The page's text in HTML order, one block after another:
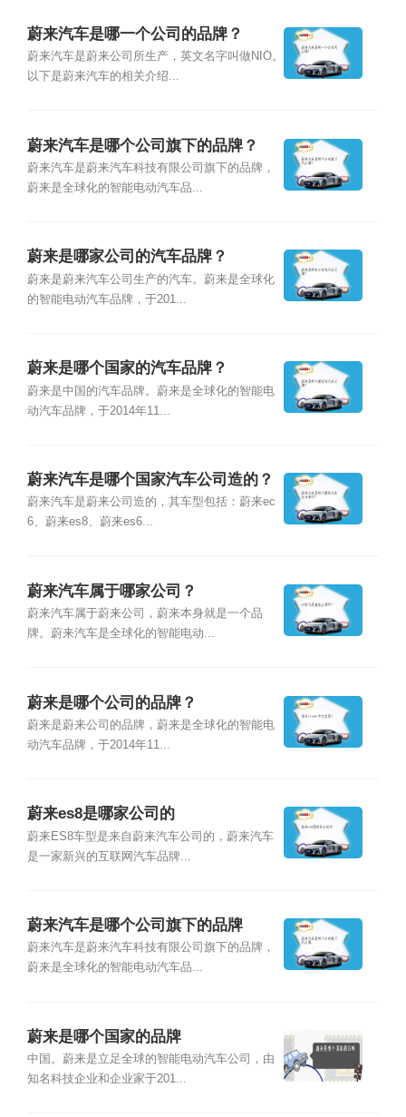
蔚来汽车是哪一个公司的品牌？
蔚来汽车是蔚来公司所生产，英文名字叫做NIO。
以下是蔚来汽车的相关介绍...
蔚来汽车是哪个公司旗下的品牌？
蔚来汽车是蔚来汽车科技有限公司旗下的品牌，
蔚来是全球化的智能电动汽车品...
蔚来是哪家公司的汽车品牌？
蔚来是蔚来汽车公司生产的汽车。蔚来是全球化
的智能电动汽车品牌，于201...
蔚来是哪个国家的汽车品牌？
蔚来是中国的汽车品牌。蔚来是全球化的智能电
动汽车品牌，于2014年11...
蔚来汽车是哪个国家汽车公司造的？
蔚来汽车是蔚来公司造的，其车型包括：蔚来ec
6、蔚来es8、蔚来es6...
蔚来汽车属于哪家公司？
蔚来汽车属于蔚来公司，蔚来本身就是一个品
牌。蔚来汽车是全球化的智能电动...
蔚来是哪个公司的品牌？
蔚来是蔚来公司的品牌，蔚来是全球化的智能电
动汽车品牌，于2014年11...
蔚来es8是哪家公司的
蔚来ES8车型是来自蔚来汽车公司的，蔚来汽车
是一家新兴的互联网汽车品牌...
蔚来汽车是哪个公司旗下的品牌
蔚来汽车是蔚来汽车科技有限公司旗下的品牌，
蔚来是全球化的智能电动汽车品...
蔚来是哪个国家的品牌
中国。蔚来是立足全球的智能电动汽车公司，由
知名科技企业和企业家于201...